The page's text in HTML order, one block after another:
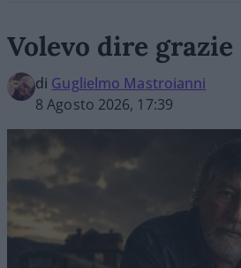
Volevo dire
di Guglielmo Mastroianni
8 Agosto 2026, 17:39